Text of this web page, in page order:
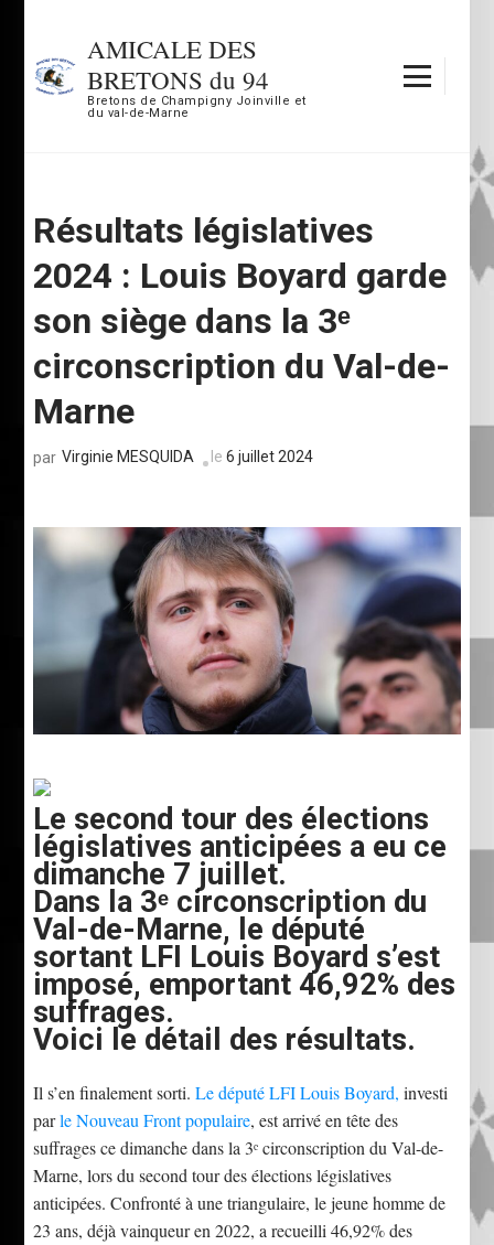
contenu
(Pressez
AMICALE DES
BRETONS du 94
Bretons de Champigny Joinville et
du val-de-Marne
Résultats législatives
2024 : Louis Boyard garde
son siège dans la 3ᵉ
circonscription du Val-de-
Marne
par Virginie MESQUIDA le6 juillet 2024
Le second tour des élections
législatives anticipées a eu ce
dimanche 7 juillet.
Dans la 3ᵉ circonscription du
Val-de-Marne, le député
sortant LFI Louis Boyard s’est
imposé, emportant 46,92% des
suffrages.
Voici le détail des résultats.
Il s’en finalement sorti.Le député LFI Louis Boyard, investi
parle Nouveau Front populaire, est arrivé en tête des
suffrages ce dimanche dans la 3ᵉ circonscription du Val-de-
Marne, lors du second tour des élections législatives
anticipées. Confronté à une triangulaire, le jeune homme de
23 ans, déjà vainqueur en 2022, a recueilli 46,92% des